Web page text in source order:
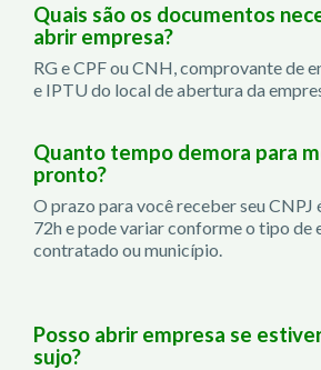
Quais são os documentos
abrir empresa?
RG e CPF ou CNH, comprovante de
e IPTU do local de abertura da
Quanto tempo demora para
pronto?
O prazo para você receber seu CNPJ
72h e pode variar conforme o tipo de
contratado ou município.
Posso abrir empresa se
sujo?